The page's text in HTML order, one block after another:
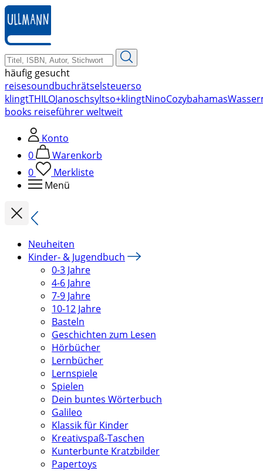
zum
Hauptinhalt
springen
häufig gesucht
reisesoundbuchrätselsteuerso
klingtTHILOJanoschsyltso+klingtNinoCozybahamas
books reiseführer weltweit
Konto
0
Warenkorb
0
Merkliste
Menü
Neuheiten
Kinder- & Jugendbuch
0-3 Jahre
4-6 Jahre
7-9 Jahre
10-12 Jahre
Basteln
Geschichten zum Lesen
Hörbücher
Lernbücher
Lernspiele
Spielen
Dein buntes Wörterbuch
Galileo
Klassik für Kinder
Kreativspaß-Taschen
Kunterbunte Kratzbilder
Papertoys